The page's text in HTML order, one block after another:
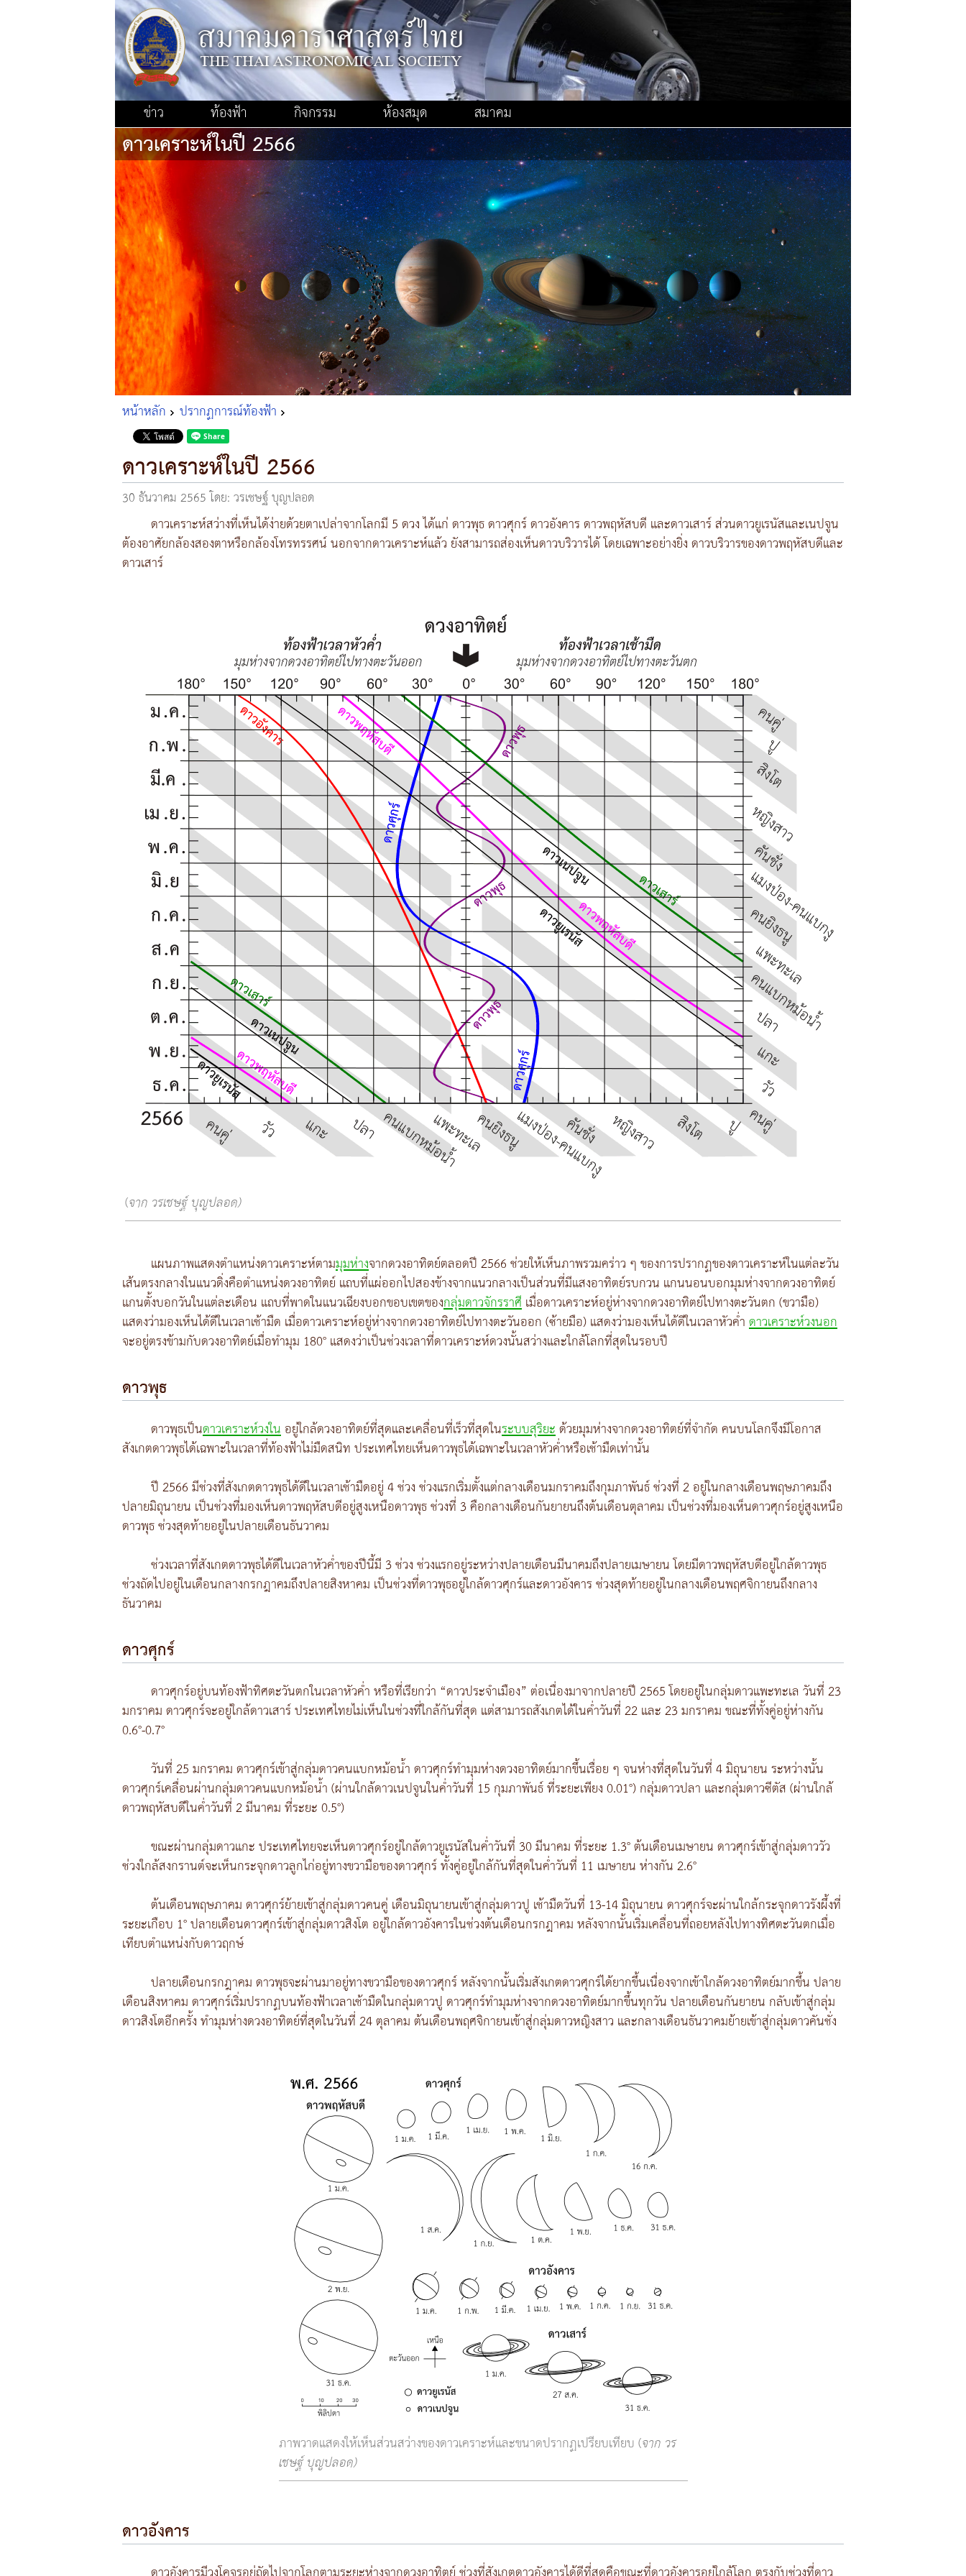
ข่าว ท้องฟ้า กิจกรรม ห้องสมุด สมาคม
ดาวเคราะห์ในปี 2566
หน้าหลัก ปรากฏการณ์ท้องฟ้า
ดาวเคราะห์ในปี 2566
30 ธันวาคม 2565โดย: วรเชษฐ์ บุญปลอด
ดาวเคราะห์สว่างที่เห็นได้ง่ายด้วยตาเปล่าจากโลกมี 5 ดวง ได้แก่ ดาวพุธ ดาวศุกร์ ดาวอังคาร ดาวพฤหัสบดี และดาวเสาร์ ส่วนดาวยูเรนัสและเนปจูน
ต้องอาศัยกล้องสองตาหรือกล้องโทรทรรศน์ นอกจากดาวเคราะห์แล้ว ยังสามารถส่องเห็นดาวบริวารได้ โดยเฉพาะอย่างยิ่ง ดาวบริวารของดาวพฤหัสบดีและ
ดาวเสาร์
(จาก วรเชษฐ์ บุญปลอด)
แผนภาพแสดงตำแหน่งดาวเคราะห์ตามมุมห่างจากดวงอาทิตย์ตลอดปี 2566 ช่วยให้เห็นภาพรวมคร่าว ๆ ของการปรากฏของดาวเคราะห์ในแต่ละวัน
เส้นตรงกลางในแนวดิ่งคือตำแหน่งดวงอาทิตย์ แถบที่แผ่ออกไปสองข้างจากแนวกลางเป็นส่วนที่มีแสงอาทิตย์รบกวน แกนนอนบอกมุมห่างจากดวงอาทิตย์
แกนตั้งบอกวันในแต่ละเดือน แถบที่พาดในแนวเฉียงบอกขอบเขตของกลุ่มดาวจักรราศีเมื่อดาวเคราะห์อยู่ห่างจากดวงอาทิตย์ไปทางตะวันตก (ขวามือ)
แสดงว่ามองเห็นได้ดีในเวลาเช้ามืด เมื่อดาวเคราะห์อยู่ห่างจากดวงอาทิตย์ไปทางตะวันออก (ซ้ายมือ) แสดงว่ามองเห็นได้ดีในเวลาหัวค่ำดาวเคราะห์วงนอก
จะอยู่ตรงข้ามกับดวงอาทิตย์เมื่อทำมุม 180° แสดงว่าเป็นช่วงเวลาที่ดาวเคราะห์ดวงนั้นสว่างและใกล้โลกที่สุดในรอบปี
ดาวพุธ
ดาวพุธเป็นดาวเคราะห์วงในอยู่ใกล้ดวงอาทิตย์ที่สุดและเคลื่อนที่เร็วที่สุดในระบบสุริยะด้วยมุมห่างจากดวงอาทิตย์ที่จำกัด คนบนโลกจึงมีโอกาส
สังเกตดาวพุธได้เฉพาะในเวลาที่ท้องฟ้าไม่มืดสนิท ประเทศไทยเห็นดาวพุธได้เฉพาะในเวลาหัวค่ำหรือเช้ามืดเท่านั้น
ปี 2566 มีช่วงที่สังเกตดาวพุธได้ดีในเวลาเช้ามืดอยู่ 4 ช่วง ช่วงแรกเริ่มตั้งแต่กลางเดือนมกราคมถึงกุมภาพันธ์ ช่วงที่ 2 อยู่ในกลางเดือนพฤษภาคมถึง
ปลายมิถุนายน เป็นช่วงที่มองเห็นดาวพฤหัสบดีอยู่สูงเหนือดาวพุธ ช่วงที่ 3 คือกลางเดือนกันยายนถึงต้นเดือนตุลาคม เป็นช่วงที่มองเห็นดาวศุกร์อยู่สูงเหนือ
ดาวพุธ ช่วงสุดท้ายอยู่ในปลายเดือนธันวาคม
ช่วงเวลาที่สังเกตดาวพุธได้ดีในเวลาหัวค่ำของปีนี้มี 3 ช่วง ช่วงแรกอยู่ระหว่างปลายเดือนมีนาคมถึงปลายเมษายน โดยมีดาวพฤหัสบดีอยู่ใกล้ดาวพุธ
ช่วงถัดไปอยู่ในเดือนกลางกรกฎาคมถึงปลายสิงหาคม เป็นช่วงที่ดาวพุธอยู่ใกล้ดาวศุกร์และดาวอังคาร ช่วงสุดท้ายอยู่ในกลางเดือนพฤศจิกายนถึงกลาง
ธันวาคม
ดาวศุกร์
ดาวศุกร์อยู่บนท้องฟ้าทิศตะวันตกในเวลาหัวค่ำ หรือที่เรียกว่า “ดาวประจำเมือง” ต่อเนื่องมาจากปลายปี 2565 โดยอยู่ในกลุ่มดาวแพะทะเล วันที่ 23
มกราคม ดาวศุกร์จะอยู่ใกล้ดาวเสาร์ ประเทศไทยไม่เห็นในช่วงที่ใกล้กันที่สุด แต่สามารถสังเกตได้ในค่ำวันที่ 22 และ 23 มกราคม ขณะที่ทั้งคู่อยู่ห่างกัน
0.6°-0.7°
วันที่ 25 มกราคม ดาวศุกร์เข้าสู่กลุ่มดาวคนแบกหม้อน้ำ ดาวศุกร์ทำมุมห่างดวงอาทิตย์มากขึ้นเรื่อย ๆ จนห่างที่สุดในวันที่ 4 มิถุนายน ระหว่างนั้น
ดาวศุกร์เคลื่อนผ่านกลุ่มดาวคนแบกหม้อน้ำ (ผ่านใกล้ดาวเนปจูนในค่ำวันที่ 15 กุมภาพันธ์ ที่ระยะเพียง 0.01°) กลุ่มดาวปลา และกลุ่มดาวซีตัส (ผ่านใกล้
ดาวพฤหัสบดีในค่ำวันที่ 2 มีนาคม ที่ระยะ 0.5°)
ขณะผ่านกลุ่มดาวแกะ ประเทศไทยจะเห็นดาวศุกร์อยู่ใกล้ดาวยูเรนัสในค่ำวันที่ 30 มีนาคม ที่ระยะ 1.3° ต้นเดือนเมษายน ดาวศุกร์เข้าสู่กลุ่มดาววัว
ช่วงใกล้สงกรานต์จะเห็นกระจุกดาวลูกไก่อยู่ทางขวามือของดาวศุกร์ ทั้งคู่อยู่ใกล้กันที่สุดในค่ำวันที่ 11 เมษายน ห่างกัน 2.6°
ต้นเดือนพฤษภาคม ดาวศุกร์ย้ายเข้าสู่กลุ่มดาวคนคู่ เดือนมิถุนายนเข้าสู่กลุ่มดาวปู เช้ามืดวันที่ 13-14 มิถุนายน ดาวศุกร์จะผ่านใกล้กระจุกดาวรังผึ้งที่
ระยะเกือบ 1° ปลายเดือนดาวศุกร์เข้าสู่กลุ่มดาวสิงโต อยู่ใกล้ดาวอังคารในช่วงต้นเดือนกรกฎาคม หลังจากนั้นเริ่มเคลื่อนที่ถอยหลังไปทางทิศตะวันตกเมื่อ
เทียบตำแหน่งกับดาวฤกษ์
ปลายเดือนกรกฎาคม ดาวพุธจะผ่านมาอยู่ทางขวามือของดาวศุกร์ หลังจากนั้นเริ่มสังเกตดาวศุกร์ได้ยากขึ้นเนื่องจากเข้าใกล้ดวงอาทิตย์มากขึ้น ปลาย
เดือนสิงหาคม ดาวศุกร์เริ่มปรากฏบนท้องฟ้าเวลาเช้ามืดในกลุ่มดาวปู ดาวศุกร์ทำมุมห่างจากดวงอาทิตย์มากขึ้นทุกวัน ปลายเดือนกันยายน กลับเข้าสู่กลุ่ม
ดาวสิงโตอีกครั้ง ทำมุมห่างดวงอาทิตย์ที่สุดในวันที่ 24 ตุลาคม ต้นเดือนพฤศจิกายนเข้าสู่กลุ่มดาวหญิงสาว และกลางเดือนธันวาคมย้ายเข้าสู่กลุ่มดาวคันชั่ง
ภาพวาดแสดงให้เห็นส่วนสว่างของดาวเคราะห์และขนาดปรากฏเปรียบเทียบ (จาก วร
เชษฐ์ บุญปลอด)
ดาวอังคาร